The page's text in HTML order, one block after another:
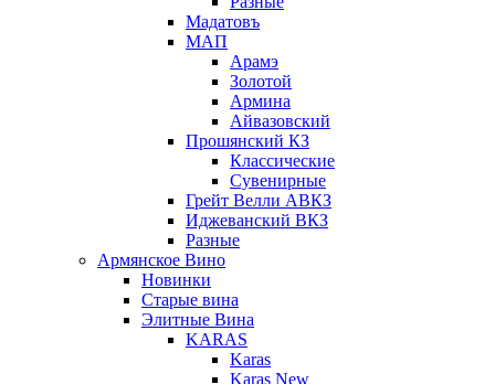
Мадатовъ
МАП
Арамэ
Золотой
Армина
Айвазовский
Прошянский КЗ
Классические
Сувенирные
Грейт Велли АВКЗ
Иджеванский ВКЗ
Разные
Армянское Вино
Новинки
Старые вина
Элитные Вина
KARAS
Karas
Karas New